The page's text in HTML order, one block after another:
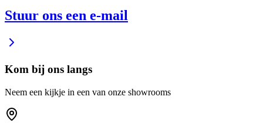
Stuur ons een e-mail
Kom bij ons langs
Neem een kijkje in een van onze showrooms